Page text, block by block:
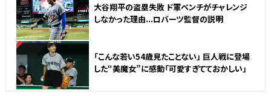
大谷翔平の盗塁失敗 ド軍ベンチがチャレンジ
しなかった理由...ロバーツ監督の説明
NEW
「こんな若い54歳見たことない」 巨人戦に登場
した“美魔女”に感動「可愛すぎてておかしい」